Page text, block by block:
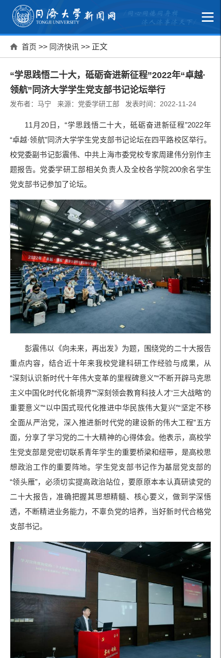
首页 >> 同济快讯 >> 正文
“学思践悟二十大，砥砺奋进新征程”2022年“卓越·
领航”同济大学学生党支部书记论坛举行
发布者：马宁 来源：党委学研工部 发表时间：2022-11-24
11月20日，“学思践悟二十大，砥砺奋进新征程”2022年
“卓越·领航”同济大学学生党支部书记论坛在四平路校区举行。
校党委副书记彭震伟、中共上海市委党校专家周建伟分别作主
题报告。党委学研工部相关负责人及全校各学院200余名学生
党支部书记参加了论坛。
彭震伟以《向未来，再出发》为题，围绕党的二十大报告
重点内容，结合近十年来我校党建科研工作经验与成果，从
“深刻认识新时代十年伟大变革的里程碑意义”“不断开辟马克思
主义中国化时代化新境界”“深刻领会教育科技人才‘三大战略’的
重要意义”“以中国式现代化推进中华民族伟大复兴”“坚定不移
全面从严治党，深入推进新时代党的建设新的伟大工程”五方
面，分享了学习党的二十大精神的心得体会。他表示，高校学
生党支部是党密切联系青年学生的重要桥梁和纽带，是高校思
想政治工作的重要阵地。学生党支部书记作为基层党支部的
“领头雁”，必须切实提高政治站位，要原原本本认真研读党的
二十大报告，准确把握其思想精髓、核心要义，做到学深悟
透，不断精进业务能力，不辜负党的培养，当好新时代合格党
支部书记。